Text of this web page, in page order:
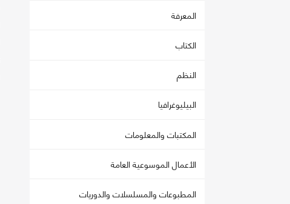
المعرفة
الكتاب
النظم
البيليوغرافيا
المكتبات والمعلومات
الأعمال الموسوعية العامة
المطبوعات والمسلسلات والدوريات